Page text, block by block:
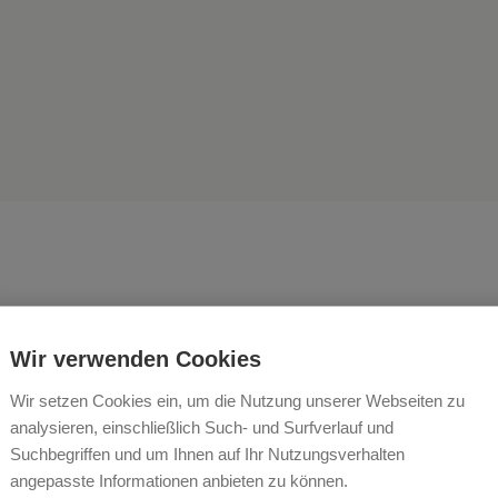
uns, Sie an
zu heißen!
Wir verwenden Cookies
Wir setzen Cookies ein, um die Nutzung unserer Webseiten zu
analysieren, einschließlich Such- und Surfverlauf und
Suchbegriffen und um Ihnen auf Ihr Nutzungsverhalten
angepasste Informationen anbieten zu können.